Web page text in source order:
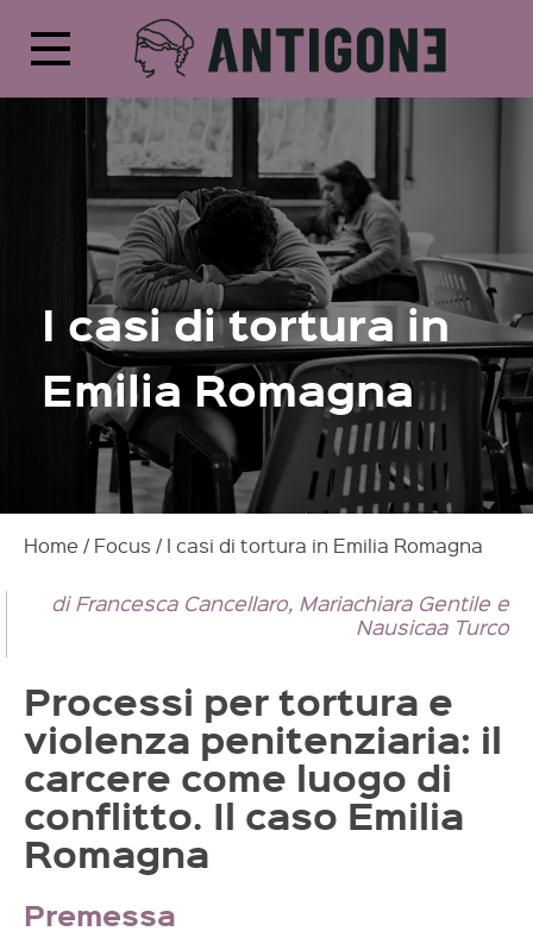
I casi di tortura in
Emilia Romagna
Home / Focus / I casi di tortura in Emilia Romagna
di Francesca Cancellaro, Mariachiara Gentile e
Nausicaa Turco
Processi per tortura e
violenza penitenziaria: il
carcere come luogo di
conflitto. Il caso Emilia
Romagna
Premessa